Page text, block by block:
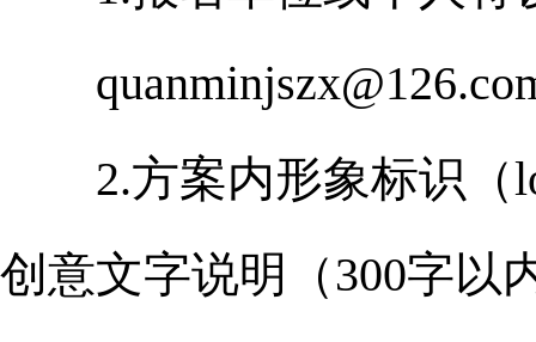
2.方案内形象标识（
创意文字说明（300字以